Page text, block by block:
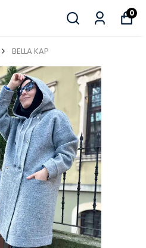
0
BELLA KAP